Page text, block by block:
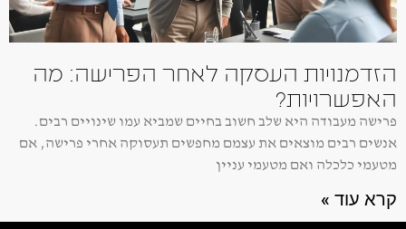
הזדמנויות העסקה לאחר הפרישה: מה
האפשרויות?
פרישה מעבודה היא שלב חשוב בחיים שמביא עמו שינויים רבים.
אנשים רבים מוצאים את עצמם מחפשים תעסוקה אחרי פרישה, אם
מטעמי כלכלה ואם מטעמי עניין
קרא עוד »